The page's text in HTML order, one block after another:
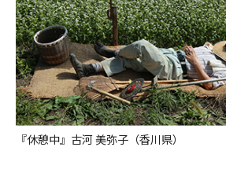
『休憩中』古河 美弥子（香川県）